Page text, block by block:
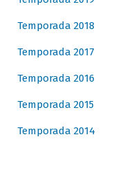
Temporada 2018
Temporada 2017
Temporada 2016
Temporada 2015
Temporada 2014